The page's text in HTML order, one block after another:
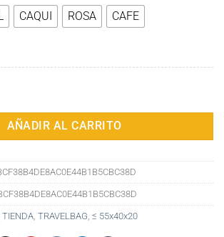
CAQUI ROSA CAFE
de lona para mujer, mochila multifunción de
AÑADIR AL CARRITO
TIENDA TRAVELBAG ≤ 55x40x20